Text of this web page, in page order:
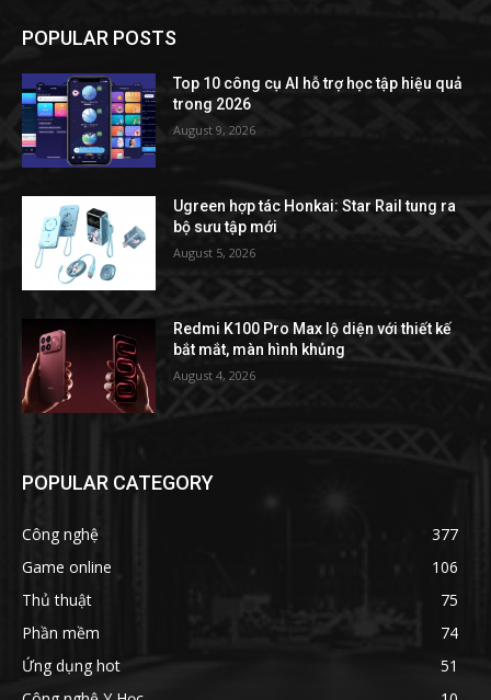
POPULAR POSTS
Top 10 công cụ AI hỗ trợ học tập hiệu quả
trong 2026
August 9, 2026
Ugreen hợp tác Honkai: Star Rail tung ra
bộ sưu tập mới
August 5, 2026
Redmi K100 Pro Max lộ diện với thiết kế
bắt mắt, màn hình khủng
August 4, 2026
POPULAR CATEGORY
Công nghệ
377
Game online
106
Thủ thuật
75
Phần mềm
74
Ứng dụng hot
51